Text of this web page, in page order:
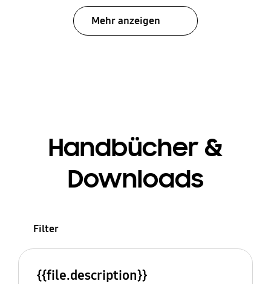
Mehr anzeigen
Handbücher &
Downloads
Filter
{{file.description}}